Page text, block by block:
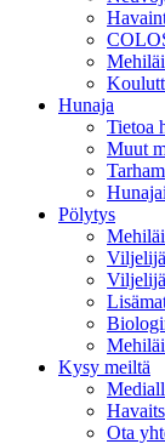
Hunaja
Tietoa
Muut
Pölytys
Kysy meiltä
Ota